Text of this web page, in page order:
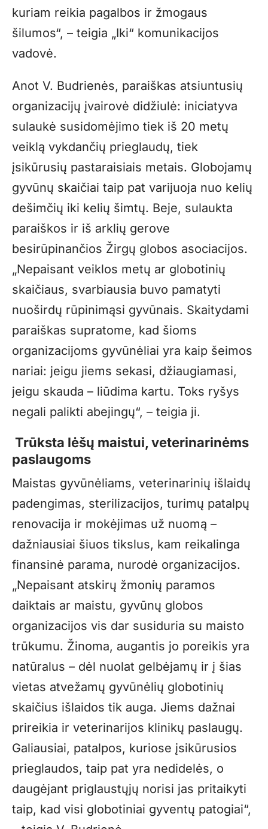
kuriam reikia pagalbos ir žmogaus
šilumos“, – teigia „Iki“ komunikacijos
vadovė.
Anot V. Budrienės, paraiškas atsiuntusių
organizacijų įvairovė didžiulė: iniciatyva
sulaukė susidomėjimo tiek iš 20 metų
veiklą vykdančių prieglaudų, tiek
įsikūrusių pastaraisiais metais. Globojamų
gyvūnų skaičiai taip pat varijuoja nuo kelių
dešimčių iki kelių šimtų. Beje, sulaukta
paraiškos ir iš arklių gerove
besirūpinančios Žirgų globos asociacijos.
„Nepaisant veiklos metų ar globotinių
skaičiaus, svarbiausia buvo pamatyti
nuoširdų rūpinimąsi gyvūnais. Skaitydami
paraiškas supratome, kad šioms
organizacijoms gyvūnėliai yra kaip šeimos
nariai: jeigu jiems sekasi, džiaugiamasi,
jeigu skauda – liūdima kartu. Toks ryšys
negali palikti abejingų“, – teigia ji.
Trūksta lėšų maistui, veterinarinėms
paslaugoms
Maistas gyvūnėliams, veterinarinių išlaidų
padengimas, sterilizacijos, turimų patalpų
renovacija ir mokėjimas už nuomą –
dažniausiai šiuos tikslus, kam reikalinga
finansinė parama, nurodė organizacijos.
„Nepaisant atskirų žmonių paramos
daiktais ar maistu, gyvūnų globos
organizacijos vis dar susiduria su maisto
trūkumu. Žinoma, augantis jo poreikis yra
natūralus – dėl nuolat gelbėjamų ir į šias
vietas atvežamų gyvūnėlių globotinių
skaičius išlaidos tik auga. Jiems dažnai
prireikia ir veterinarijos klinikų paslaugų.
Galiausiai, patalpos, kuriose įsikūrusios
prieglaudos, taip pat yra nedidelės, o
daugėjant priglaustųjų norisi jas pritaikyti
taip, kad visi globotiniai gyventų patogiai“,